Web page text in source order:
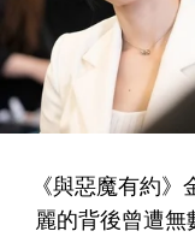
《與惡魔有約
麗的背後曾遭無